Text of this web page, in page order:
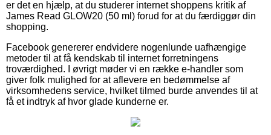
er det en hjælp, at du studerer internet shoppens kritik af
James Read GLOW20 (50 ml) forud for at du færdiggør din
shopping.
Facebook genererer endvidere nogenlunde uafhængige
metoder til at få kendskab til internet forretningens
troværdighed. I øvrigt møder vi en række e-handler som
giver folk mulighed for at aflevere en bedømmelse af
virksomhedens service, hvilket tilmed burde anvendes til at
få et indtryk af hvor glade kunderne er.